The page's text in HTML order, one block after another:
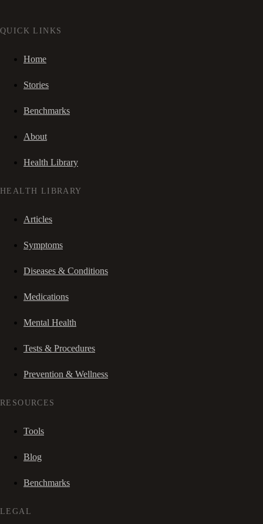
QUICK LINKS
Home
Stories
Benchmarks
About
Health Library
HEALTH LIBRARY
Articles
Symptoms
Diseases & Conditions
Medications
Mental Health
Tests & Procedures
Prevention & Wellness
RESOURCES
Tools
Blog
Benchmarks
LEGAL